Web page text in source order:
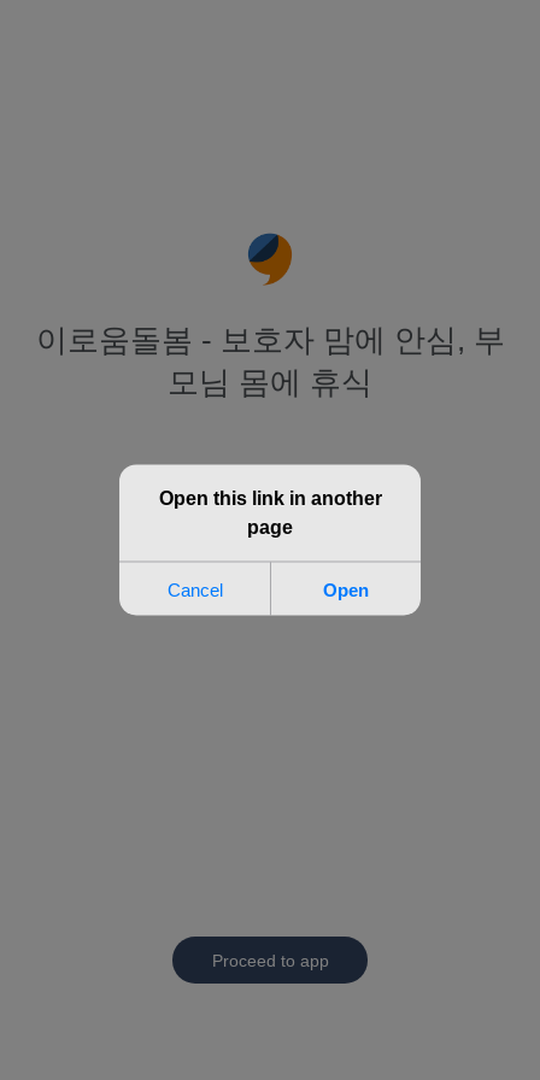
이로움돌봄 - 보호자 맘에 안심, 부
모님 몸에 휴식
Proceed to app